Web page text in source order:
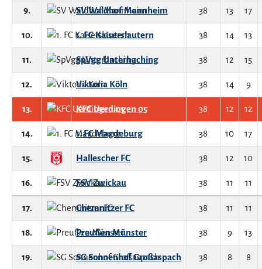
9. SV Waldhof Mannheim 38 13 17
10. 1. FC Kaiserslautern 38 14 13
11. SpVgg Unterhaching 38 12 15
12. Viktoria Köln 38 14 9
13. KFC Uerdingen 05 38 12 12
14. 1. FC Magdeburg 38 10 17
15. Hallescher FC 38 12 10
16. FSV Zwickau 38 11 11
17. Chemnitzer FC 38 11 11
18. Preußen Münster 38 9 13
19. SG Sonnenhof Großaspach 38 8 8